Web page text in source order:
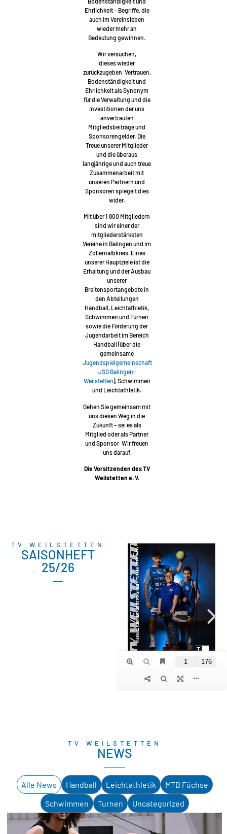
Ehrlichkeit – Begriffe, die
auch im Vereinsleben
wieder mehr an
Bedeutung gewinnen.
Wir versuchen,
dieses wieder
zurückzugeben. Vertrauen,
Bodenständigkeit und
Ehrlichkeit als Synonym
für die Verwaltung und die
Investitionen der uns
anvertrauten
Mitgliedsbeiträge und
Sponsorengelder. Die
Treue unserer Mitglieder
und die überaus
langjährige und auch treue
Zusammenarbeit mit
unseren Partnern und
Sponsoren spiegelt dies
wider.
Mit über 1.800 Mitgliedern
sind wir einer der
mitgliederstärksten
Vereine in Balingen und im
Zollernalbkreis. Eines
unserer Hauptziele ist die
Erhaltung und der Ausbau
unserer
Breitensportangebote in
den Abteilungen
Handball, Leichtathletik,
Schwimmen und Turnen
sowie die Förderung der
Jugendarbeit im Bereich
Handball (über die
gemeinsame
Jugendspielgemeinschaft
JSG Balingen-
Weilstetten), Schwimmen
und Leichtathletik.
Gehen Sie gemeinsam mit
uns diesen Weg in die
Zukunft – sei es als
Mitglied oder als Partner
und Sponsor. Wir freuen
uns darauf.
Die Vorsitzenden des TV
Weilstetten e. V.
TV WEILSTETTEN
SAISONHEFT
25/26
TV WEILSTETTEN
NEWS
Handball Leichtathletik
MTB Füchse
Schwimmen
Turnen Uncategorized
Alle News